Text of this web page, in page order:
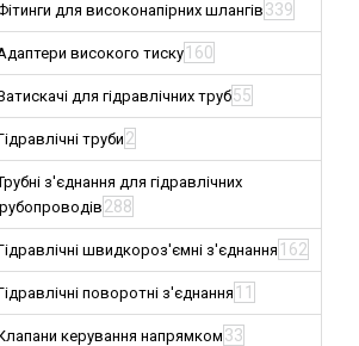
для високонапірних шлангів 339
високого тиску 160
для гідравлічних труб55
труби 2
з'єднання для гідравлічних
288
швидкороз'ємні з'єднання 162
поворотні з'єднання 11
керування напрямком 33